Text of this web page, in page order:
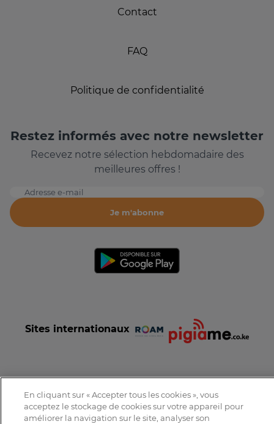
Contact
FAQ
Politique de confidentialité
Restez informés avec notre newsletter
Recevez notre sélection hebdomadaire des
meilleures offres !
Adresse e-mail
Je m'abonne
Sites internationaux
Conditions et Charte d'utilisation
Politique de confidentialité
Tous droits réservés © 2016-2026 Expat-Dakar
En cliquant sur « Accepter tous les cookies », vous
acceptez le stockage de cookies sur votre appareil pour
améliorer la navigation sur le site, analyser son